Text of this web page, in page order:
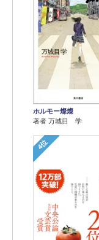
ホルモー燦燦
著者 万城目 学
4位